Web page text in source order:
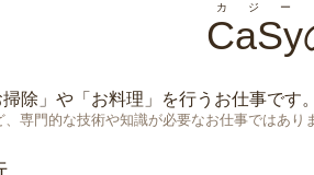
CaSy
カジー
掃除 」や「 お料理 」を行うお仕事です
専門的な技術や知識が必要なお仕事ではあり